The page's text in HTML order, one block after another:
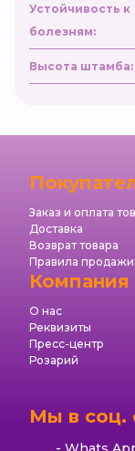
Устойчивость к
болезням:
Высота штамба:
Заказ и оплата
Доставка
Возврат товара
Правила продажи
Компания
О нас
Реквизиты
Пресс-центр
Розарий
Мы в соц.